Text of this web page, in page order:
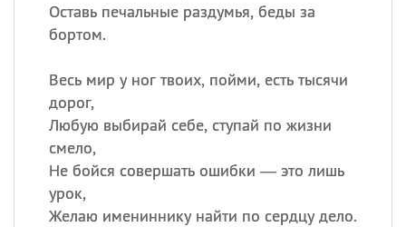
Оставь печальные раздумья, беды за
бортом.
Весь мир у ног твоих, пойми, есть тысячи
дорог,
Любую выбирай себе, ступай по жизни
смело,
Не бойся совершать ошибки — это лишь
урок,
Желаю имениннику найти по сердцу дело.